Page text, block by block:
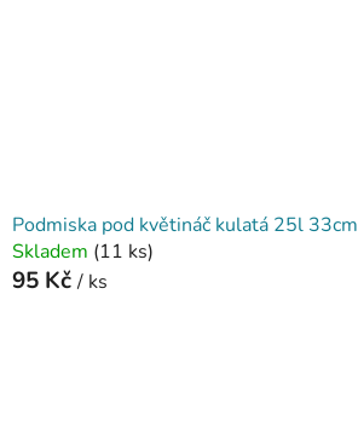
Podmiska pod květináč kulatá 25l 33cm
Skladem (11 ks)
95 Kč / ks